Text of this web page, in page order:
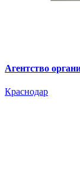
Агентство
Краснодар